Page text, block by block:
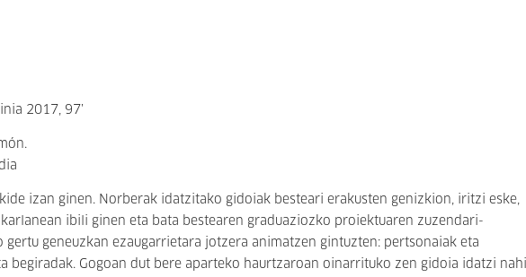
2017, 97’
izan ginen. Norberak idatzitako gidoiak besteari erakusten genizkion, iritzi eske,
ibili ginen eta bata bestearen graduaziozko proiektuaren zuzendari-
gertu geneuzkan ezaugarrietara jotzera animatzen gintuzten: pertsonaiak eta
begiradak. Gogoan dut bere aparteko haurtzaroan oinarrituko zen gidoia idatzi nahi